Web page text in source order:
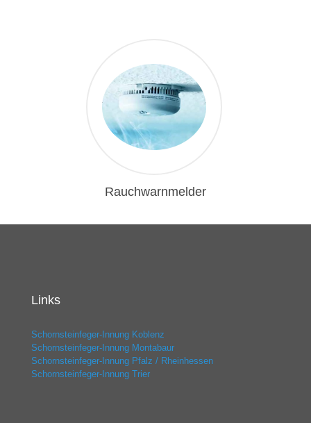
Rauchwarnmelder
Links
Schornsteinfeger-Innung Koblenz
Schornsteinfeger-Innung Montabaur
Schornsteinfeger-Innung Pfalz / Rheinhessen
Schornsteinfeger-Innung Trier